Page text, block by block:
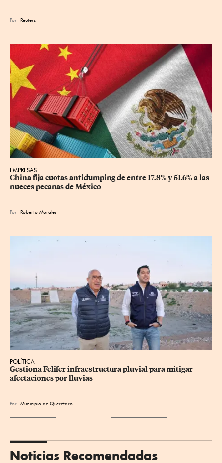
Por Reuters
EMPRESAS
China fija cuotas antidumping de entre 17.8% y 51.6% a las
nueces pecanas de México
Por Roberto Morales
POLÍTICA
Gestiona Felifer infraestructura pluvial para mitigar
afectaciones por lluvias
Por Municipio de Querétaro
Noticias Recomendadas